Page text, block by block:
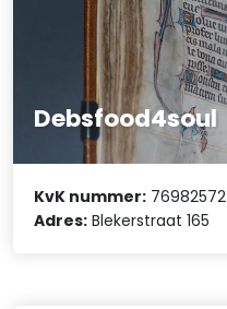
Debsfood4soul
KvK nummer: 76982572
Adres: Blekerstraat 165